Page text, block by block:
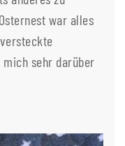
war alles
sehr darüber